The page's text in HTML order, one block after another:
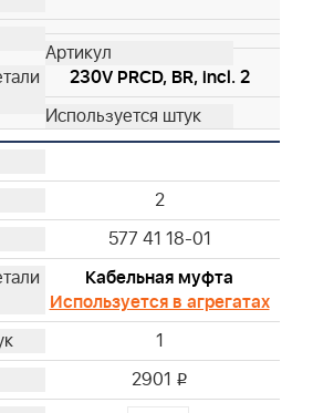
230V PRCD, BR, incl. 2
2
577 41 18-01
Кабельная муфта
Используется в агрегатах
1
2901 i